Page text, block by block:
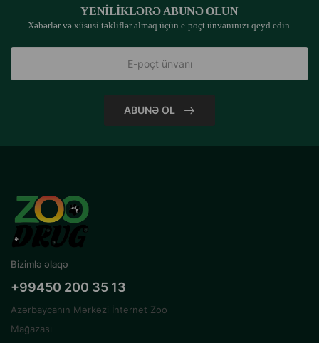
YENILIKLƏRƏ ABUNƏ OLUN
Xəbərlər və xüsusi təkliflər almaq üçün e-poçt ünvanınızı qeyd edin.
ABUNƏ OL
Bizimlə əlaqə
+99450 200 35 13
Azərbaycanın Mərkəzi İnternet Zoo
Mağazası